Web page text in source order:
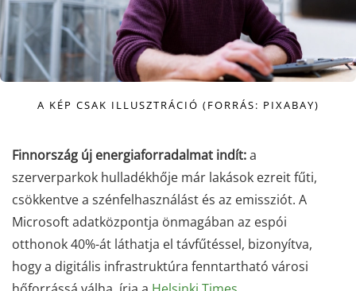
A KÉP CSAK ILLUSZTRÁCIÓ (FORRÁS: PIXABAY)
Finnország új energiaforradalmat indít:a
szerverparkok hulladékhője már lakások ezreit fűti,
csökkentve a szénfelhasználást és az emissziót. A
Microsoft adatközpontja önmagában az espói
otthonok 40%-át láthatja el távfűtéssel, bizonyítva,
hogy a digitális infrastruktúra fenntartható városi